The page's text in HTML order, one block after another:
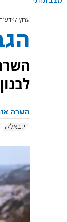
ערוץ 7
השרה
חיזבאללה